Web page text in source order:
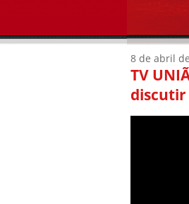
8 de abril
TV
discutir